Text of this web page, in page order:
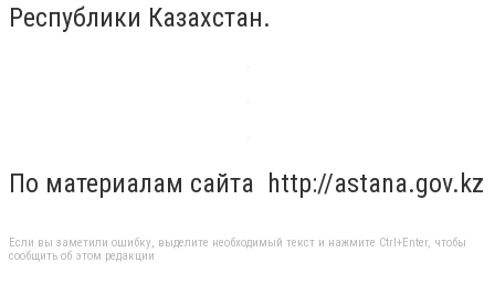
Республики Казахстан.
По материалам сайта http://astana.gov.kz
Если вы заметили ошибку, выделите необходимый текст и нажмите Ctrl+Enter, чтобы
сообщить об этом редакции